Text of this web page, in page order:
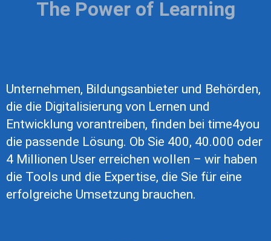
The Power of Learning
Unternehmen, Bildungsanbieter und Behörden,
die die Digitalisierung von Lernen und
Entwicklung vorantreiben, finden bei time4you
die passende Lösung. Ob Sie 400, 40.000 oder
4 Millionen User erreichen wollen – wir haben
die Tools und die Expertise, die Sie für eine
erfolgreiche Umsetzung brauchen.